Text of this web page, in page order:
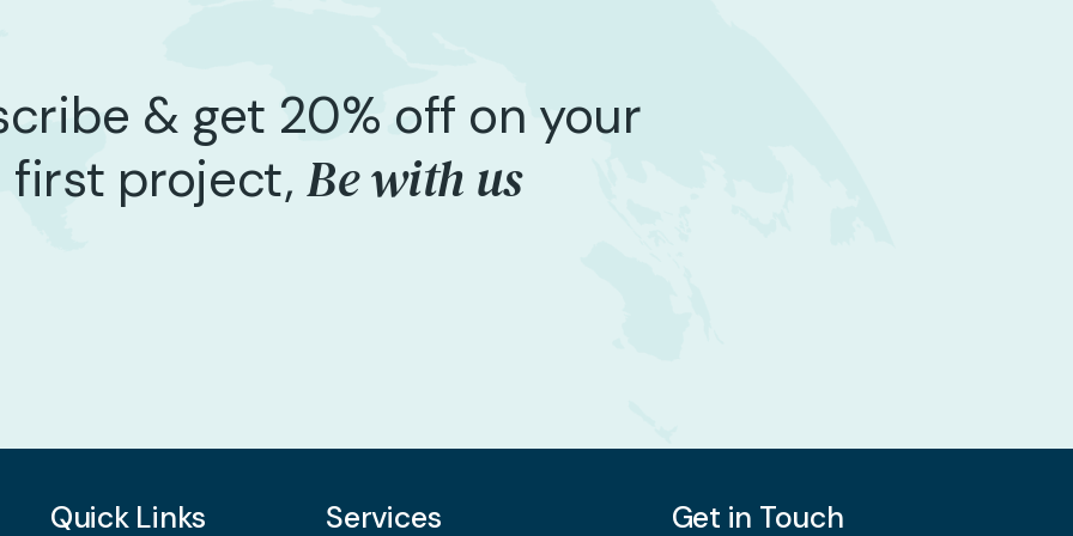
& get 20% off on your
first project, Be with us
Quick Links Services Get in Touch